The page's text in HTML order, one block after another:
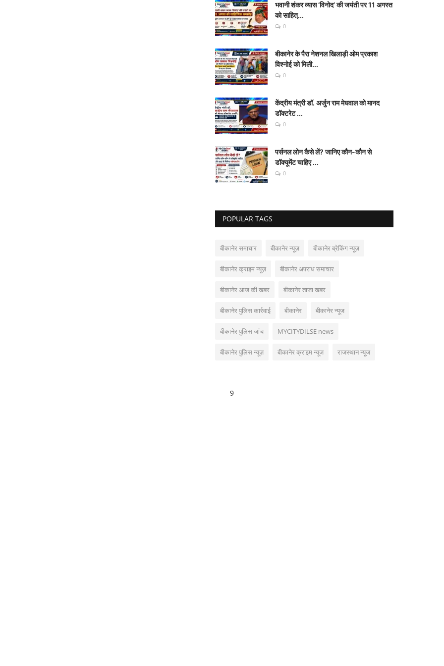
भवानी शंकर व्यास ‘विनोद’ की जयंती पर 11 अगस्त
को साहित्...
0
बीकानेर के पैरा नेशनल खिलाड़ी ओम प्रकाश
विश्नोई को मिली...
0
केंद्रीय मंत्री डॉ. अर्जुन राम मेघवाल को मानद
डॉक्टरेट ...
0
पर्सनल लोन कैसे लें? जानिए कौन-कौन से
डॉक्यूमेंट चाहिए ...
0
POPULAR TAGS
बीकानेर समाचार बीकानेर न्यूज़ बीकानेर ब्रेकिंग न्यूज़
बीकानेर क्राइम न्यूज़ बीकानेर अपराध समाचार
बीकानेर आज की खबर बीकानेर ताजा खबर
बीकानेर पुलिस कार्रवाई बीकानेर बीकानेर न्यूज
बीकानेर पुलिस जांच MYCITYDILSE news
बीकानेर पुलिस न्यूज़ बीकानेर क्राइम न्यूज राजस्थान न्यूज
9